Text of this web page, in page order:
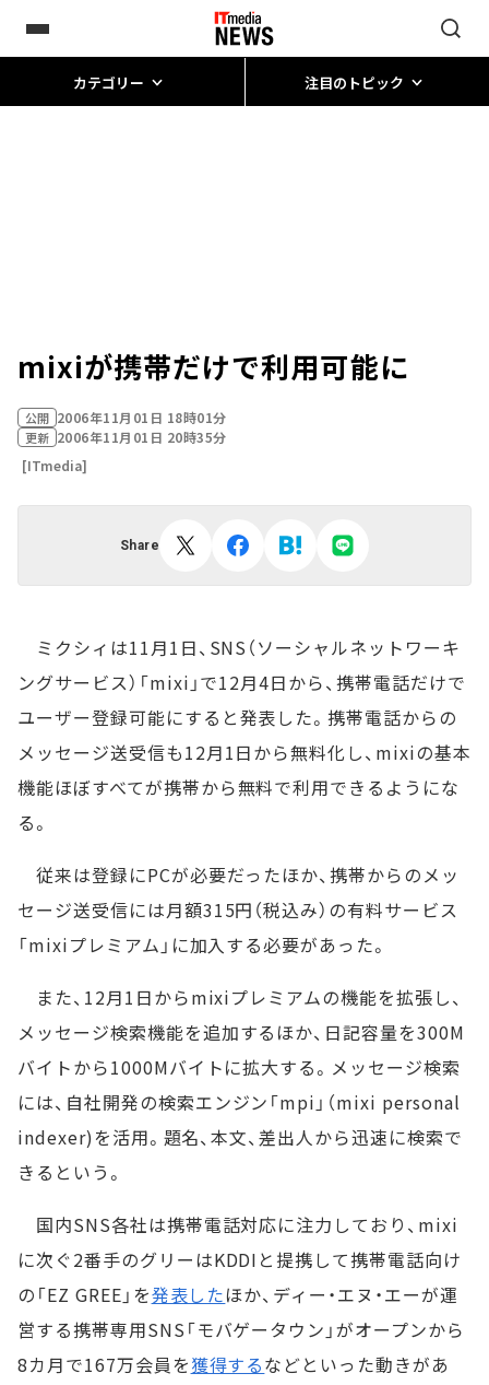
カテゴリー 注目のトピック
mixiが携帯だけで利用可能に
公開 2006年11月01日 18時01分
更新 2006年11月01日 20時35分
[ITmedia]
Share
ミクシィは11月1日、SNS（ソーシャルネットワーキ
ングサービス）「mixi」で12月4日から、携帯電話だけで
ユーザー登録可能にすると発表した。携帯電話からの
メッセージ送受信も12月1日から無料化し、mixiの基本
機能ほぼすべてが携帯から無料で利用できるようにな
る。
従来は登録にPCが必要だったほか、携帯からのメッ
セージ送受信には月額315円（税込み）の有料サービス
「mixiプレミアム」に加入する必要があった。
また、12月1日からmixiプレミアムの機能を拡張し、
メッセージ検索機能を追加するほか、日記容量を300M
バイトから1000Mバイトに拡大する。メッセージ検索
には、自社開発の検索エンジン「mpi」（mixi personal
indexer)を活用。題名、本文、差出人から迅速に検索で
きるという。
国内SNS各社は携帯電話対応に注力しており、mixi
に次ぐ2番手のグリーはKDDIと提携して携帯電話向け
の「EZ GREE」を発表したほか、ディー・エヌ・エーが運
営する携帯専用SNS「モバゲータウン」がオープンから
8カ月で167万会員を獲得するなどといった動きがあ